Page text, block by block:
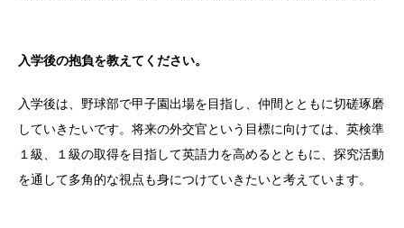
入学後の抱負を教えてください。
入学後は、野球部で甲子園出場を目指し、仲間とともに切磋琢磨
していきたいです。将来の外交官という目標に向けては、英検準
１級、１級の取得を目指して英語力を高めるとともに、探究活動
を通して多角的な視点も身につけていきたいと考えています。